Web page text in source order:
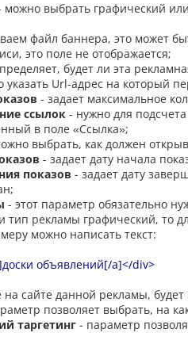
можно выбрать графический
файл баннера, это может
это поле не отображается;
будет ли эта
указать Url-адрес на который
- задает максимальное
ссылок - нужно для
в поле «Ссылка»;
выбрать, как должен
- задает дату начала
показов - задает дату
- этот параметр обязательно
тип рекламы графический, то
можно написать текст:
объявлений[/a]</div>
сайте данной рекламы,
позволяет выбрать, на
таргетинг - параметр